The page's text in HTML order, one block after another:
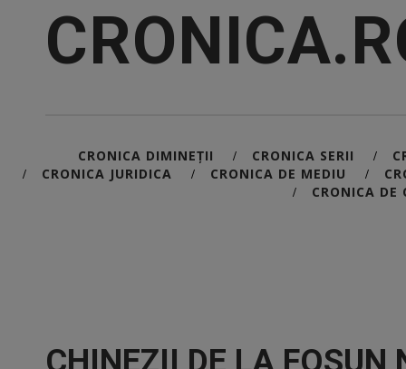
CRONICA DIMINEȚII / CRONICA SERII /
/ CRONICA JURIDICA / CRONICA DE MEDIU /
/ CRONICA DE